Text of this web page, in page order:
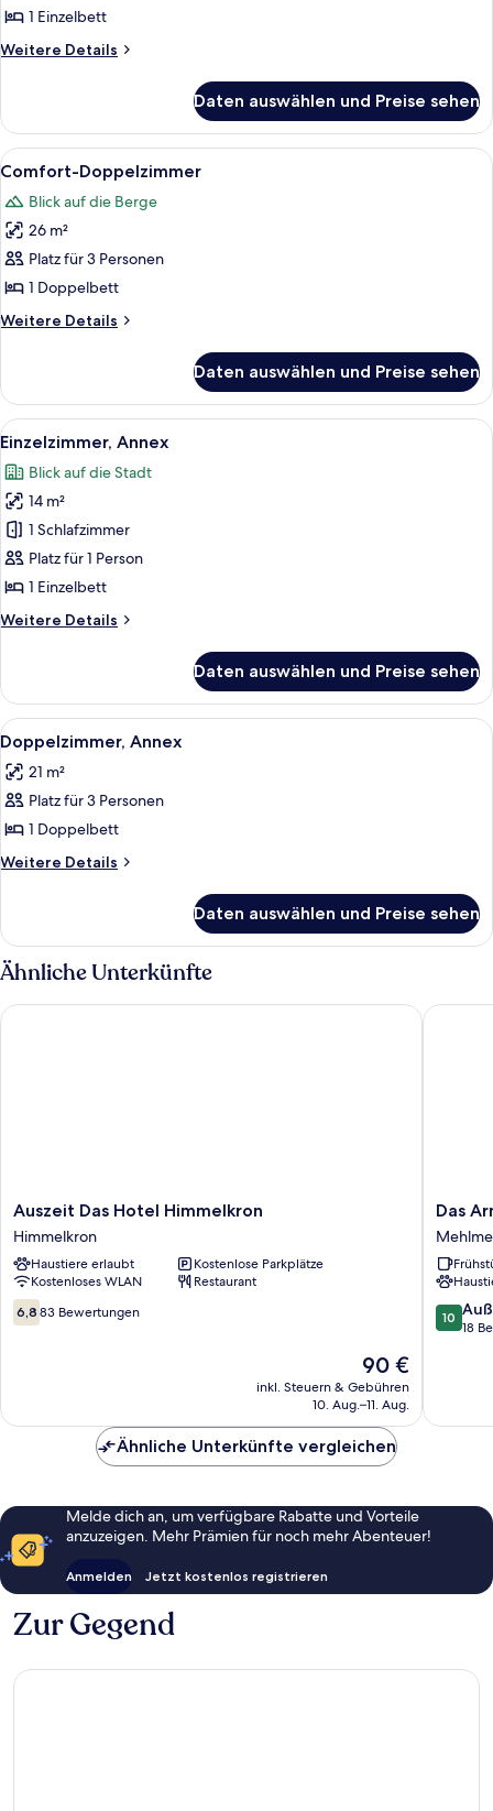
1 Einzelbett
Weitere Details
Weitere
Einzelzimmer
Daten auswählen und Preise sehen
Alle
Fotos
für
Comfort-
Doppelzimmer
anzeigen
Ein Hotelzimmer mit einem Bett,
1
Comfort-Doppelzimmer
Blick auf die Berge
26 m²
Platz für 3 Personen
1 Doppelbett
Weitere Details
Weitere
Doppelzimmer
Daten auswählen und Preise sehen
Alle
Fotos
für
Einzelzimmer,
Annex
anzeigen
Einzelzimmer, Annex | Schreibtisch,
1
Einzelzimmer, Annex
Blick auf die Stadt
14 m²
1 Schlafzimmer
Platz für 1 Person
1 Einzelbett
Weitere Details
Weitere
Annex
Daten auswählen und Preise sehen
Alle
Fotos
für
Doppelzimmer,
Annex
anzeigen
Ein Schlafzimmer mit einem
4
Doppelzimmer, Annex
21 m²
Platz für 3 Personen
1 Doppelbett
Weitere Details
Weitere
Annex
Daten auswählen und Preise sehen
Ähnliche Unterkünfte
Auszeit
Das
Hotel
Himmelkron
Himmelkron
Auszeit Das Hotel Himmelkron
Himmelkron
Haustiere erlaubt
Kostenlose Parkplätze
Kostenloses WLAN
Restaurant
6.8
von
6,8 83 Bewertungen
Der
Preis
beträgt
90 €
inkl. Steuern & Gebühren
10. Aug.–11. Aug.
Auszeit Das Hotel Himmelkron
Das
Arnis
Das
10.0
von
10
18
Das
Ähnliche Unterkünfte vergleichen
Melde dich an, um verfügbare Rabatte und Vorteile
anzuzeigen. Mehr Prämien für noch mehr Abenteuer!
Anmelden Jetzt kostenlos registrieren
Zur Gegend